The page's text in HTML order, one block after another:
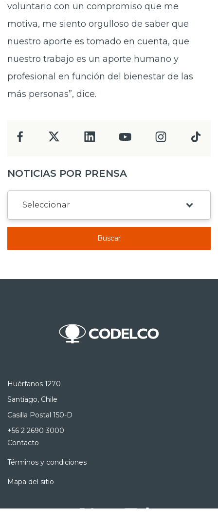
voluntario con un compromiso que me
motiva, me siento orgulloso de saber que
nuestro aporte es tomado en cuenta, que
nuestro trabajo es un aporte humano y
profesional en función del bienestar de las
más personas”, dice.
NOTICIAS POR PRENSA
Buscar
Huérfanos 1270
Santiago, Chile
Casilla Postal 150-D
+56 2 2690 3000
Contacto
Términos y condiciones
Mapa del sitio